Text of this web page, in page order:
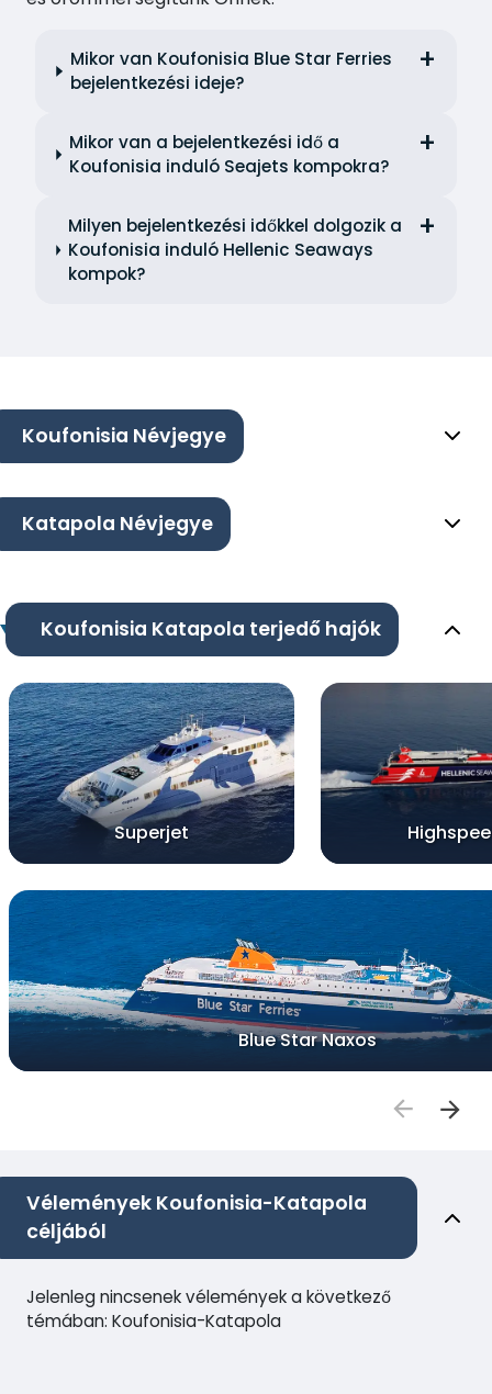
Mikor van Koufonisia Blue Star Ferries
bejelentkezési ideje?
Mikor van a bejelentkezési idő a
Koufonisia induló Seajets kompokra?
Milyen bejelentkezési időkkel dolgozik a
Koufonisia induló Hellenic Seaways
kompok?
Koufonisia Névjegye
Katapola Névjegye
Koufonisia Katapola terjedő hajók
Superjet
Blue Star Naxos
Vélemények Koufonisia-Katapola
céljából
Jelenleg nincsenek vélemények a következő
témában: Koufonisia-Katapola